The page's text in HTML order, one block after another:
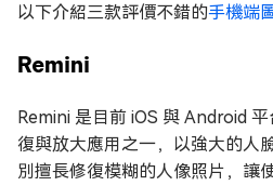
以下介紹三款評價不錯的手機端
Remini
Remini 是目前 iOS 與 Android
復與放大應用之一，以強大的人
別擅長修復模糊的人像照片，讓